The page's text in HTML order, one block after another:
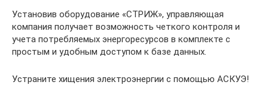
Установив оборудование «СТРИЖ», управляющая
компания получает возможность четкого контроля и
учета потребляемых энергоресурсов в комплекте с
простым и удобным доступом к базе данных.
Устраните хищения электроэнергии с помощью АСКУЭ!